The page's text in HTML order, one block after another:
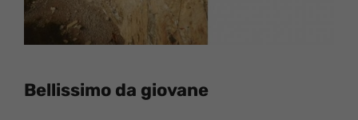
Bellissimo da giovane